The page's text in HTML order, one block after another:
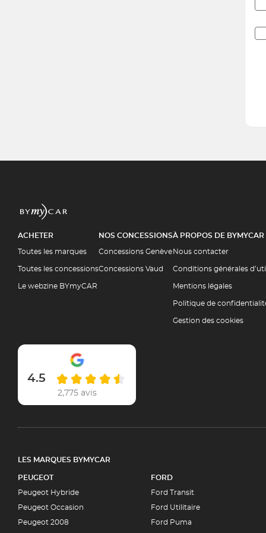
ACHETER
Toutes les marques
Toutes les concessions
Le webzine BYmyCAR
NOS CONCESSIONS
Concessions Genève
Concessions Vaud
À PROPOS DE BYMYCAR
Nous contacter
Conditions générales
Mentions légales
Politique de
Gestion des cookies
4.5
2,775 avis
LES MARQUES BYMYCAR
PEUGEOT
Peugeot Hybride
Peugeot Occasion
Peugeot 2008
FORD
Ford Transit
Ford Utilitaire
Ford Puma